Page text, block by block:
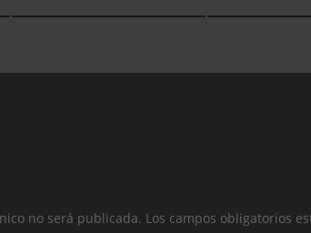
no será publicada. Los campos obligatorios